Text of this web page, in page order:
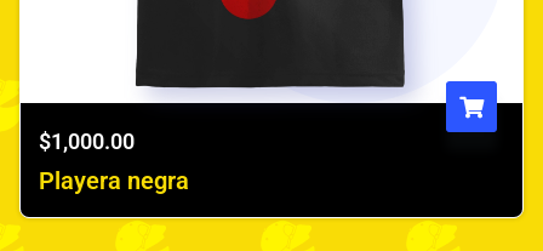
$1,000.00
Playera negra